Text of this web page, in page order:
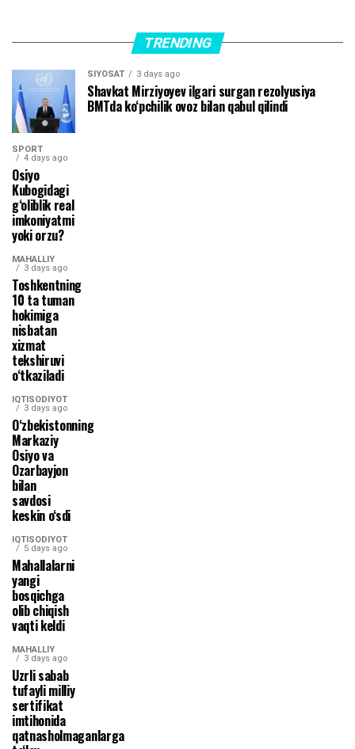
TRENDING
SIYOSAT 3 days ago
Shavkat Mirziyoyev ilgari surgan rezolyusiya
BMTda ko‘pchilik ovoz bilan qabul qilindi
SPORT
4 days ago
Osiyo
Kubogidagi
g‘oliblik real
imkoniyatmi
yoki orzu?
MAHALLIY
3 days ago
Toshkentning
10 ta tuman
hokimiga
nisbatan
xizmat
tekshiruvi
o‘tkaziladi
IQTISODIYOT
3 days ago
O‘zbekistonning
Markaziy
Osiyo va
Ozarbayjon
bilan
savdosi
keskin o‘sdi
IQTISODIYOT
5 days ago
Mahallalarni
yangi
bosqichga
olib chiqish
vaqti keldi
MAHALLIY
3 days ago
Uzrli sabab
tufayli milliy
sertifikat
imtihonida
qatnasholmaganlarga